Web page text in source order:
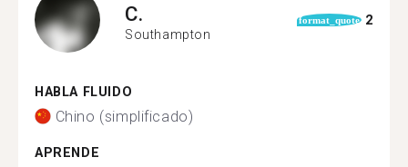
C.
Southampton
format_quote 2
HABLA FLUIDO
Chino (simplificado)
APRENDE